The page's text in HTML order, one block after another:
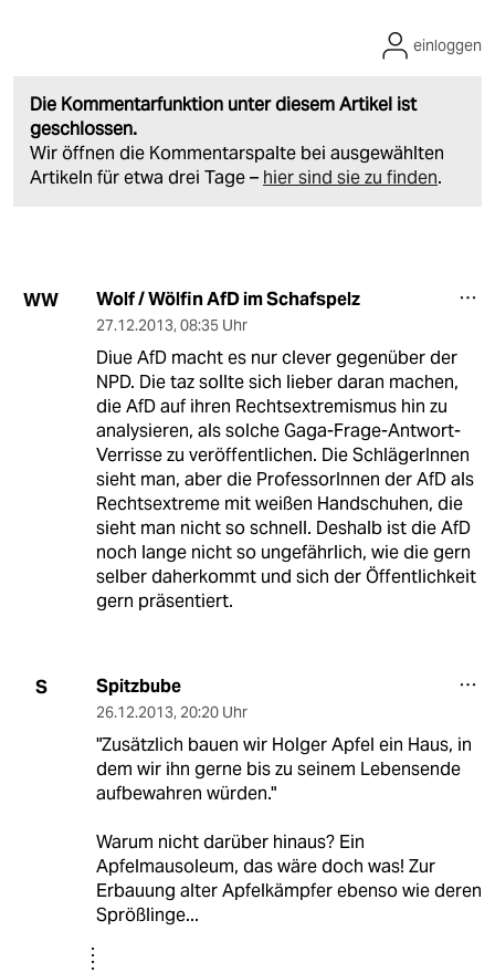
Die Kommentarfunktion unter diesem Artikel ist
geschlossen.
Wir öffnen die Kommentarspalte bei ausgewählten
Artikeln für etwa drei Tage – hier sind sie zu finden.
einloggen
WW Wolf / Wölfin AfD im Schafspelz
27.12.2013, 08:35 Uhr
Diue AfD macht es nur clever gegenüber der
NPD. Die taz sollte sich lieber daran machen,
die AfD auf ihren Rechtsextremismus hin zu
analysieren, als solche Gaga-Frage-Antwort-
Verrisse zu veröffentlichen. Die SchlägerInnen
sieht man, aber die ProfessorInnen der AfD als
Rechtsextreme mit weißen Handschuhen, die
sieht man nicht so schnell. Deshalb ist die AfD
noch lange nicht so ungefährlich, wie die gern
selber daherkommt und sich der Öffentlichkeit
gern präsentiert.
S Spitzbube
26.12.2013, 20:20 Uhr
"Zusätzlich bauen wir Holger Apfel ein Haus, in
dem wir ihn gerne bis zu seinem Lebensende
aufbewahren würden."
Warum nicht darüber hinaus? Ein
Apfelmausoleum, das wäre doch was! Zur
Erbauung alter Apfelkämpfer ebenso wie deren
Sprößlinge...